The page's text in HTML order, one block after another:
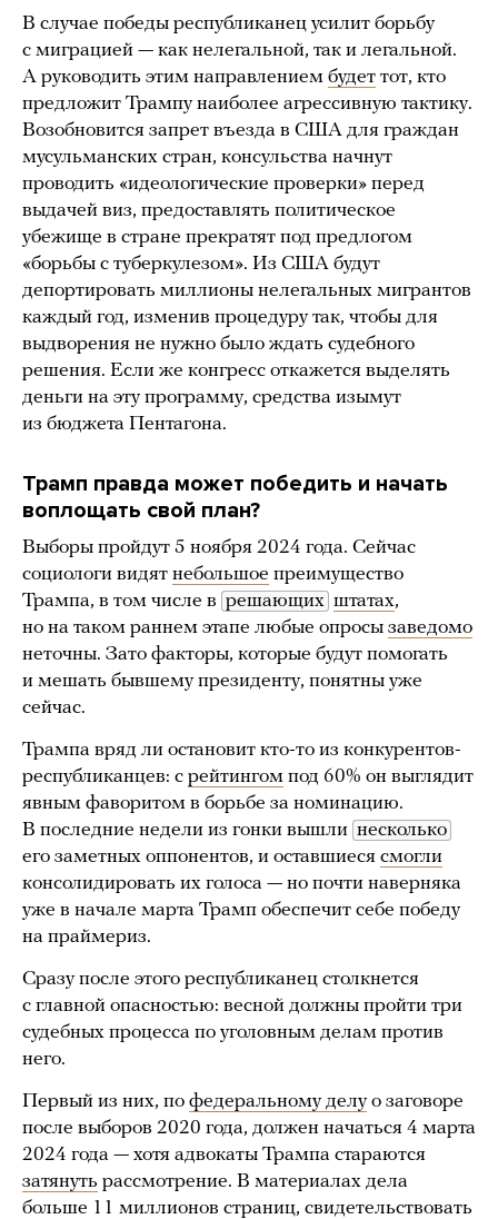
В случае победы республиканец усилит борьбу
с миграцией — как нелегальной, так и легальной.
А руководить этим направлением будет тот, кто
предложит Трампу наиболее агрессивную тактику.
Возобновится запрет въезда в США для граждан
мусульманских стран, консульства начнут
проводить «идеологические проверки» перед
выдачей виз, предоставлять политическое
убежище в стране прекратят под предлогом
«борьбы с туберкулезом». Из США будут
депортировать миллионы нелегальных мигрантов
каждый год, изменив процедуру так, чтобы для
выдворения не нужно было ждать судебного
решения. Если же конгресс откажется выделять
деньги на эту программу, средства изымут
из бюджета Пентагона.
Трамп правда может победить и начать
воплощать свой план?
Выборы пройдут 5 ноября 2024 года. Сейчас
социологи видят небольшое преимущество
Трампа, в том числе в решающих штатах,
но на таком раннем этапе любые опросы заведомо
неточны. Зато факторы, которые будут помогать
и мешать бывшему президенту, понятны уже
сейчас.
Трампа вряд ли остановит кто-то из конкурентов-
республиканцев: с рейтингом под 60% он выглядит
явным фаворитом в борьбе за номинацию.
В последние недели из гонки вышли несколько
его заметных оппонентов, и оставшиеся смогли
консолидировать их голоса — но почти наверняка
уже в начале марта Трамп обеспечит себе победу
на праймериз.
Сразу после этого республиканец столкнется
с главной опасностью: весной должны пройти три
судебных процесса по уголовным делам против
него.
Первый из них, по федеральному делуо заговоре
после выборов 2020 года, должен начаться 4 марта
2024 года — хотя адвокаты Трампа стараются
затянуть рассмотрение. В материалах дела
больше 11 миллионов страниц, свидетельствовать